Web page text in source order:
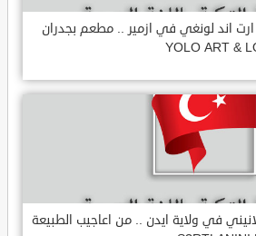
اند لونغي في ازمير .. مطعم بجدران
في ولاية ايدن .. من اعاجيب الطبيعة